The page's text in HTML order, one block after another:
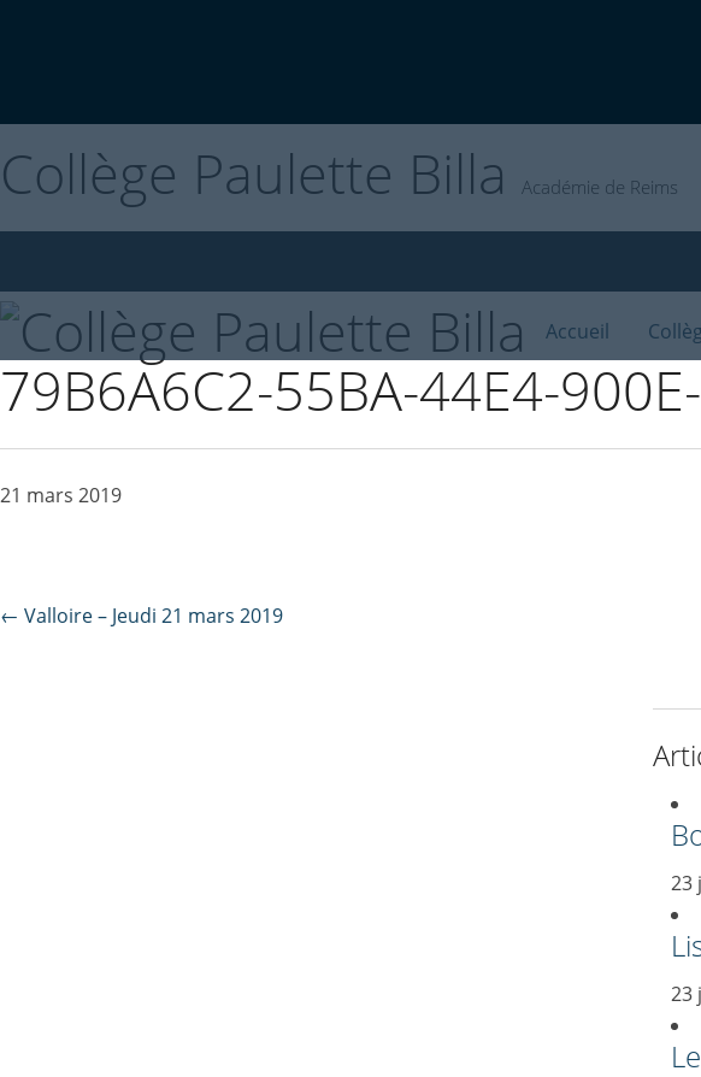
Collège Paulette Billa Académie de Reims
Accueil
79B6A6C2-55BA-44E4-
21 mars 2019
Post
← Valloire – Jeudi 21 mars 2019
23
23